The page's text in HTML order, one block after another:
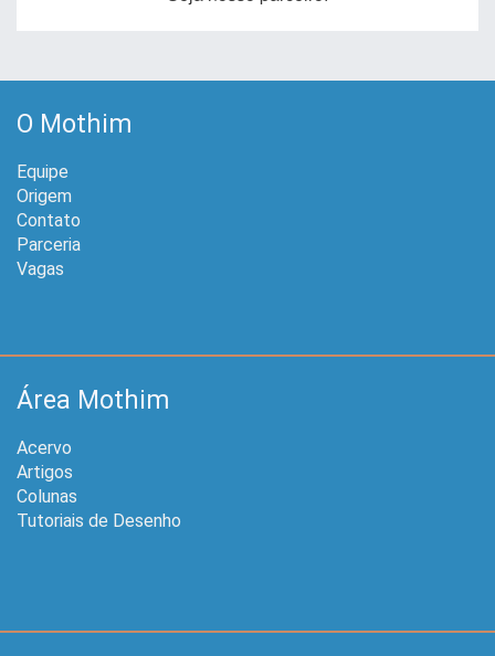
O Mothim
Equipe
Origem
Contato
Parceria
Vagas
Área Mothim
Acervo
Artigos
Colunas
Tutoriais de Desenho